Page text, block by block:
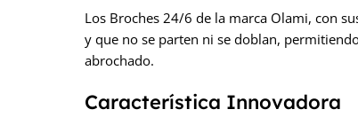
Los Broches 24/6 de la marca Olami, con
y que no se parten ni se doblan,
abrochado.
Característica Innovadora